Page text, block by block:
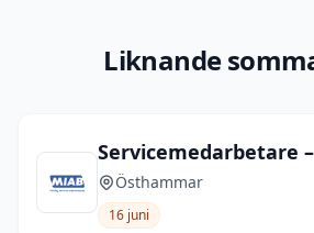
Liknande
Servicemedarbetare
Östhammar
16 juni